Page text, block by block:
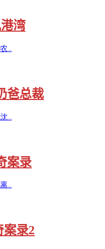
湾
...
爸总裁
...
案录
...
案录2